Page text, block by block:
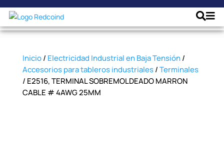
Inicio/ Electricidad Industrial en Baja Tensión/
Accesorios para tableros industriales/Terminales
/ E2516, TERMINAL SOBREMOLDEADO MARRON
CABLE # 4AWG 25MM